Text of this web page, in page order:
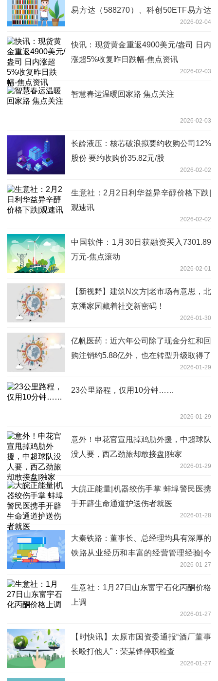
易方达（588270）、科创50ETF易方达
2026-02-04
快讯：现货黄金重返4900美元/盎司 日内
涨超5%收复昨日跌幅-焦点资讯
2026-02-03
智慧春运温暖回家路 焦点关注
2026-02-03
长龄液压：核芯破浪拟要约收购公司12%
股份 要约收购价35.82元/股
2026-02-02
生意社：2月2日利华益异辛醇价格下跌|
观速讯
2026-02-02
中国软件：1月30日获融资买入7301.89
万元-焦点滚动
2026-02-01
【新视野】建筑N次方|老市场有意思，北
京潘家园藏着社交新密码！
2026-01-30
亿帆医药：近六年公司除了现金分红和回
购注销约5.88亿外，也在转型升级取得了
2026-01-29
23公里路程，仅用10分钟……
2026-01-29
意外！申花官宣甩掉鸡肋外援，中超球队
没人要，西乙劲旅却敢接盘|独家
2026-01-29
大皖正能量|机器绞伤手掌 蚌埠警民医携
手开辟生命通道护送伤者就医
2026-01-28
大秦铁路：董事长、总经理均具有深厚的
铁路从业经历和丰富的经营管理经验|今
2026-01-27
生意社：1月27日山东富宇石化丙酮价格
上调
2026-01-27
【时快讯】太原市国资委通报“酒厂董事
长殴打他人”：荣某锋停职检查
2026-01-27